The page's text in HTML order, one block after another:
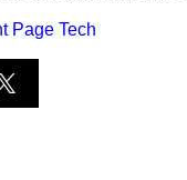
Page Tech